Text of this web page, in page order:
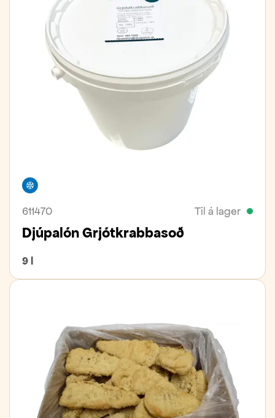
611470 Til á lager
Djúpalón Grjótkrabbasoð
9 l